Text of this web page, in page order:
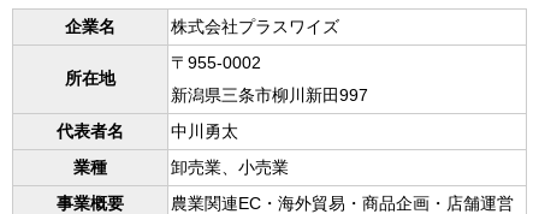
企業名 株式会社プラスワイズ
所在地
〒955-0002
新潟県三条市柳川新田997
代表者名
中川勇太
業種
卸売業、小売業
事業概要
農業関連EC・海外貿易・商品企画・店舗運営